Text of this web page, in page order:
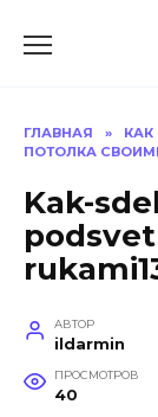
ГЛАВНАЯ »
ПОТОЛКА
Kak-
АВТОР
ildarmin
ПРОСМОТРОВ
40